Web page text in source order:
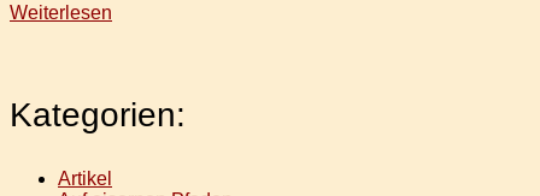
Weiterlesen
Kategorien:
Artikel